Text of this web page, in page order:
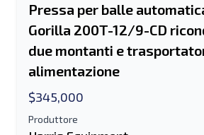
Pressa per balle
Gorilla 200T-12/9-CD
due montanti e
alimentazione
$345,000
Produttore